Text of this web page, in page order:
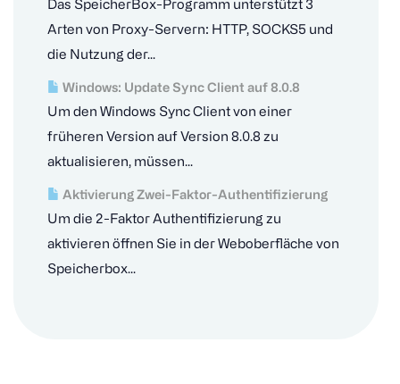
Das SpeicherBox-Programm unterstützt 3
Arten von Proxy-Servern: HTTP, SOCKS5 und
die Nutzung der...
Windows: Update Sync Client auf 8.0.8
Um den Windows Sync Client von einer
früheren Version auf Version 8.0.8 zu
aktualisieren, müssen...
Aktivierung Zwei-Faktor-Authentifizierung
Um die 2-Faktor Authentifizierung zu
aktivieren öffnen Sie in der Weboberfläche von
Speicherbox...